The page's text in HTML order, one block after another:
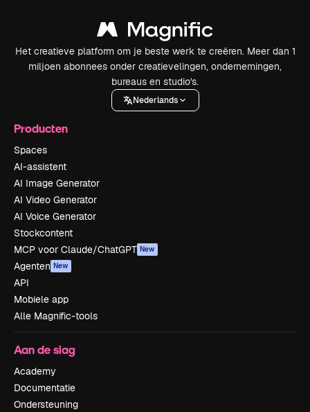
Het creatieve platform om je beste werk te creëren. Meer dan 1
miljoen abonnees onder creatievelingen, ondernemingen,
bureaus en studio's.
Nederlands
Producten
Spaces
AI-assistent
AI Image Generator
AI Video Generator
AI Voice Generator
Stockcontent
MCP voor Claude/ChatGPT New
Agenten New
API
Mobiele app
Alle Magnific-tools
Aan de slag
Academy
Documentatie
Ondersteuning